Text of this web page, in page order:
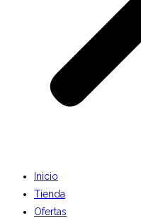
Inicio
Tienda
Ofertas